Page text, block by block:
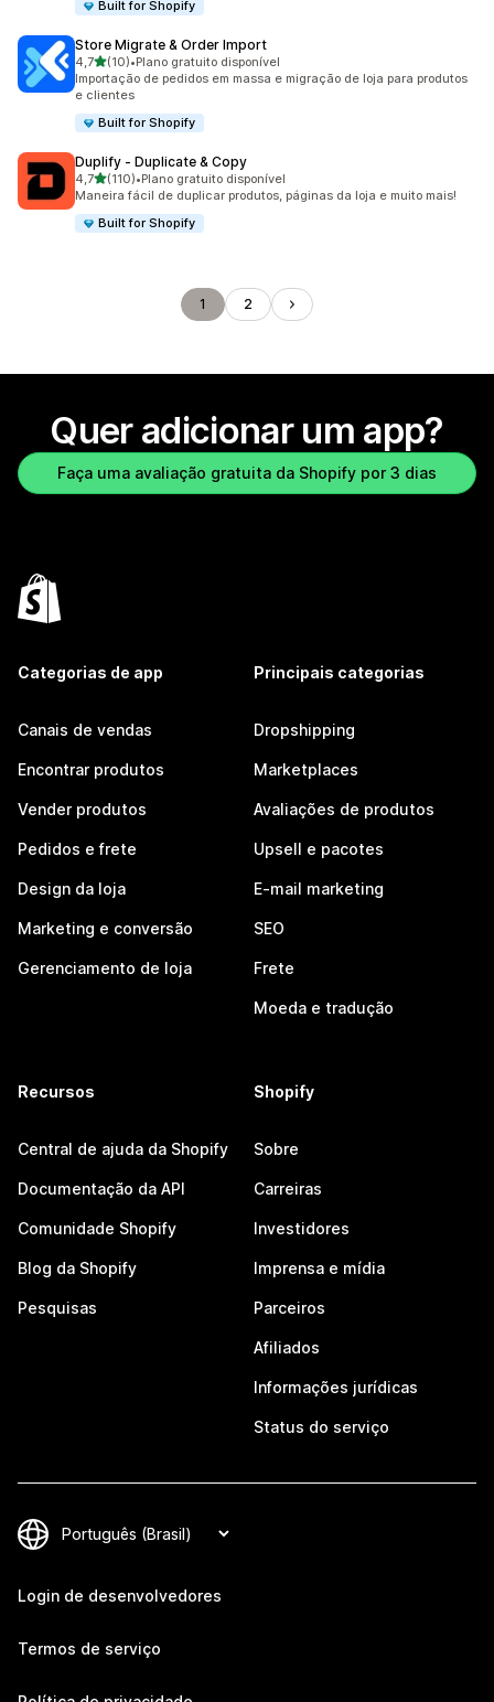
Built for Shopify
Store Migrate & Order Import
4,7de 5 estrelas
(10)
10 avaliações ao todo
•Plano gratuito disponível
Importação de pedidos em massa e migração de loja para produtos
e clientes
Built for Shopify
Duplify ‑ Duplicate & Copy
4,7de 5 estrelas
(110)
110 avaliações ao todo
•Plano gratuito disponível
Maneira fácil de duplicar produtos, páginas da loja e muito mais!
Built for Shopify
1 2
Quer adicionar um app?
Faça uma avaliação gratuita da Shopify por 3 dias
Categorias de app
Canais de vendas
Encontrar produtos
Vender produtos
Pedidos e frete
Design da loja
Marketing e conversão
Gerenciamento de loja
Principais categorias
Dropshipping
Marketplaces
Avaliações de produtos
Upsell e pacotes
E-mail marketing
SEO
Frete
Moeda e tradução
Recursos
Central de ajuda da Shopify
Documentação da API
Comunidade Shopify
Blog da Shopify
Pesquisas
Shopify
Sobre
Carreiras
Investidores
Imprensa e mídia
Parceiros
Afiliados
Informações jurídicas
Status do serviço
Login de desenvolvedores
Termos de serviço